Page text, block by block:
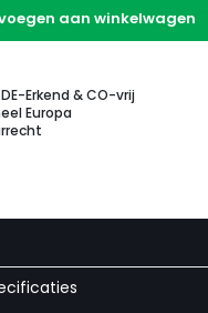
aan winkelwagen
Erkend & CO-vrij
Europa